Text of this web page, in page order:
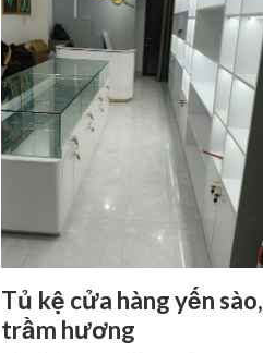
Tủ kệ cửa hàng yến sào,
trầm hương